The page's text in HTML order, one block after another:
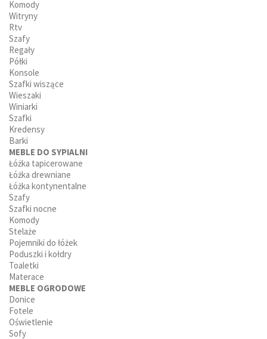
Komody
Witryny
Rtv
Szafy
Regały
Półki
Konsole
Szafki wiszące
Wieszaki
Winiarki
Szafki
Kredensy
Barki
MEBLE DO SYPIALNI
Łóżka tapicerowane
Łóżka drewniane
Łóżka kontynentalne
Szafy
Szafki nocne
Komody
Stelaże
Pojemniki do łóżek
Poduszki i kołdry
Toaletki
Materace
MEBLE OGRODOWE
Donice
Fotele
Oświetlenie
Sofy